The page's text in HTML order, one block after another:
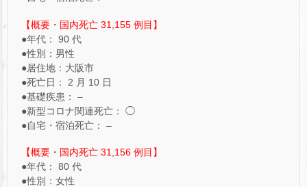
【概要・国内死亡 31,155 例目】
●年代： 90 代
●性別：男性
●居住地：大阪市
●死亡日： 2 月 10 日
●基礎疾患： –
●新型コロナ関連死亡： ◯
●自宅・宿泊死亡： –
【概要・国内死亡 31,156 例目】
●年代： 80 代
●性別：女性